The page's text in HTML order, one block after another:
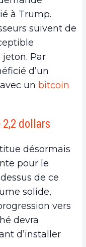
à Trump.
suivent de
Par
d’un
un bitcoin
dollars
désormais
pour le
de ce
solide,
vers
devra
d’installer